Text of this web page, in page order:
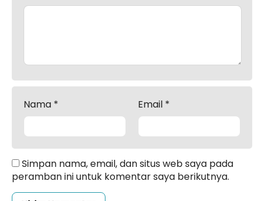
Nama * Email *
Simpan nama, email, dan situs web saya pada
peramban ini untuk komentar saya berikutnya.